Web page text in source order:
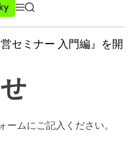
M
e
u
S
e
r
セミナー 入門編』を開
ームにご記入ください。